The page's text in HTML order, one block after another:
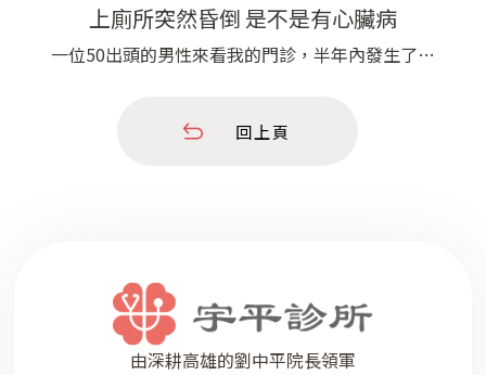
上廁所突然昏倒 是不是有心臟病
一位50出頭的男性來看我的門診，半年內發生了兩
身體也沒有什麼異常的情況，急診室醫師建議他去
回上頁
由深耕高雄的劉中平院長領軍